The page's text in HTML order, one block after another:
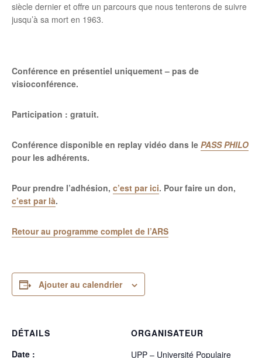
siècle dernier et offre un parcours que nous tenterons de suivre
jusqu’à sa mort en 1963.
Conférence en présentiel uniquement – pas de
visioconférence.
Participation : gratuit.
Conférence disponible en replay vidéo dans le PASS PHILO
pour les adhérents.
Pour prendre l’adhésion, c’est par ici. Pour faire un don,
c’est par là.
Retour au programme complet de l’ARS
Ajouter au calendrier
DÉTAILS
Date :
ORGANISATEUR
UPP – Université Populaire